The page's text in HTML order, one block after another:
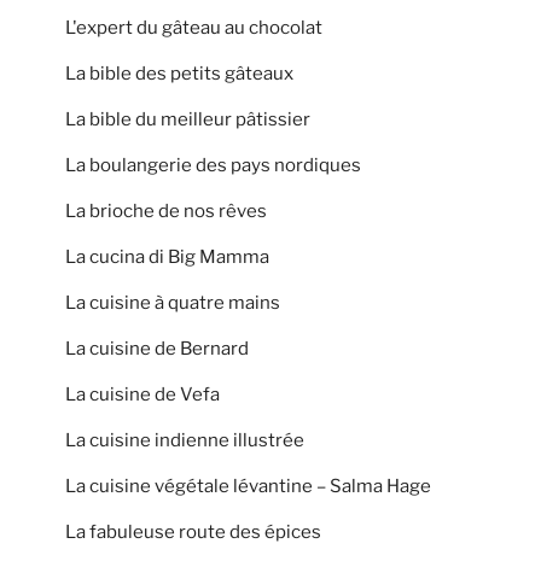
L'expert du gâteau au chocolat
La bible des petits gâteaux
La bible du meilleur pâtissier
La boulangerie des pays nordiques
La brioche de nos rêves
La cucina di Big Mamma
La cuisine à quatre mains
La cuisine de Bernard
La cuisine de Vefa
La cuisine indienne illustrée
La cuisine végétale lévantine – Salma Hage
La fabuleuse route des épices